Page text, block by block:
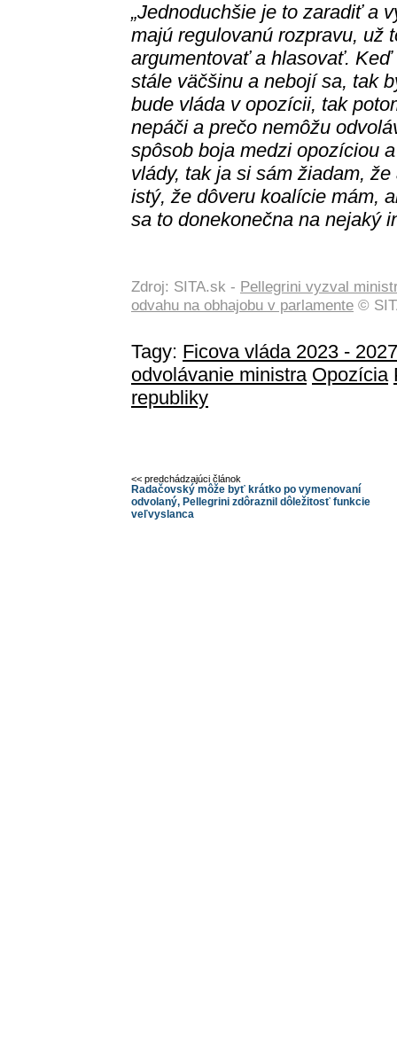
„Jednoduchšie je to zaradiť a
majú regulovanú rozpravu, už
argumentovať a hlasovať.
stále väčšinu a nebojí sa, tak
bude vláda v opozícii, tak
nepáči a prečo nemôžu
spôsob boja medzi opozíciou
vlády, tak ja si sám žiadam,
istý, že dôveru koalície mám,
sa to donekonečna na nejaký
Zdroj: SITA.sk - Pellegrini vyzval
odvahu na obhajobu v parlamente ©
Tagy: Ficova vláda 2023 -
odvolávanie ministra Opozícia
republiky
<< predchádzajúci článok
Radačovský môže byť krátko po vymenovaní
odvolaný, Pellegrini zdôraznil dôležitosť funkcie
veľvyslanca